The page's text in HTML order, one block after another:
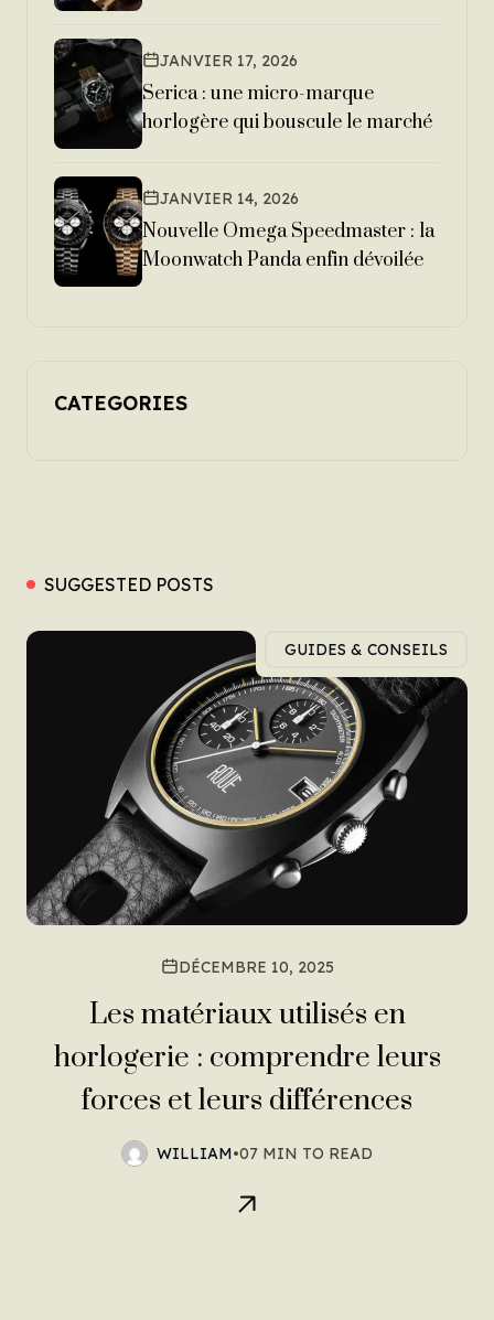
JANVIER 17, 2026
Serica : une micro-marque
horlogère qui bouscule le marché
JANVIER 14, 2026
Nouvelle Omega Speedmaster : la
Moonwatch Panda enfin dévoilée
CATEGORIES
SUGGESTED POSTS
GUIDES & CONSEILS
DÉCEMBRE 10, 2025
Les matériaux utilisés en
horlogerie : comprendre leurs
forces et leurs différences
WILLIAM•07 MIN TO READ